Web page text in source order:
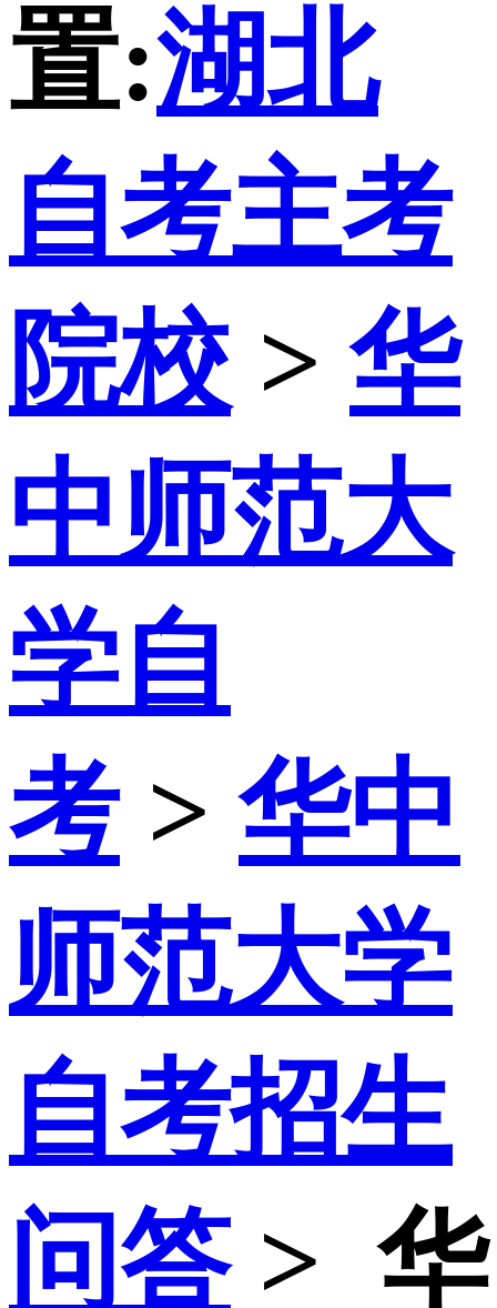
置:湖北
自考主考
院校 >华
中师范大
学自
考>华中
师范大学
自考招生
问答> 华